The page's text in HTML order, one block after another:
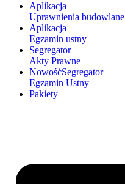
Aplikacja
Uprawnienia budowlane
Aplikacja
Egzamin ustny
Segregator
Akty Prawne
NowośćSegregator
Egzamin Ustny
Pakiety